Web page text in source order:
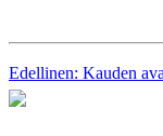
Edellinen: Kauden